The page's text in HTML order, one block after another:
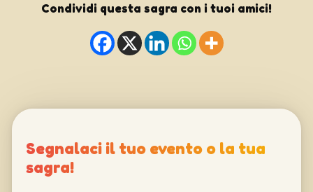
Condividi questa sagra con i tuoi amici!
Segnalaci il tuo evento o la tua
sagra!